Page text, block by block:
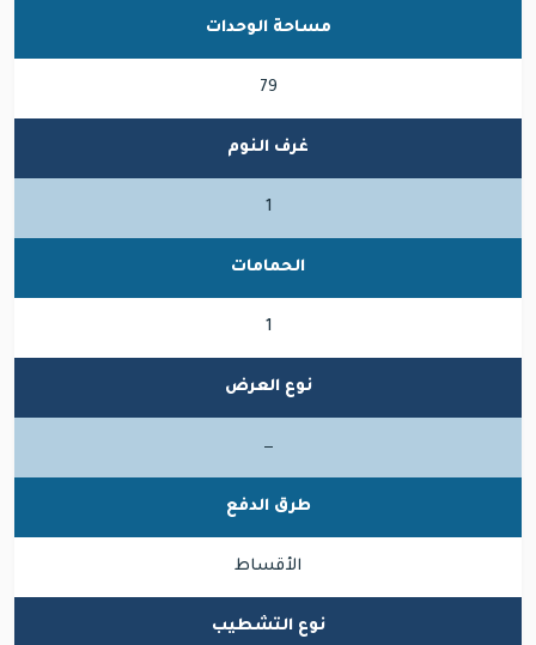
مساحة الوحدات
79
غرف النوم
1
الحمامات
1
نوع العرض
—
طرق الدفع
الأقساط
نوع التشطيب